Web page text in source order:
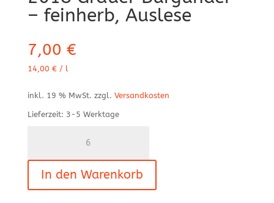
– feinherb, Auslese
7,00 €
14,00 €/ l
inkl. 19 % MwSt. zzgl. Versandkosten
Lieferzeit: 3-5 Werktage
Burgunder
feinherb,
In den Warenkorb